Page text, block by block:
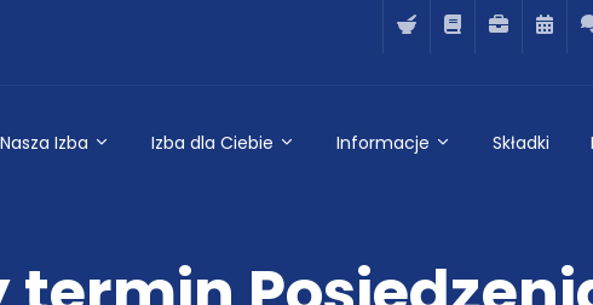
Nasza Izba Izba dla Ciebie Informacje Składki